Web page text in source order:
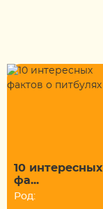
10 интересных
фа...
Род: